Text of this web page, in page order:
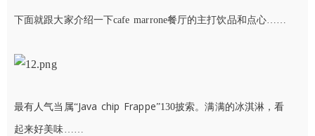
下面就跟大家介绍一下cafe marrone餐厅的主打饮品和点心……
最有人气当属“Java chip Frappe”130披索。满满的冰淇淋，看
起来好美味……